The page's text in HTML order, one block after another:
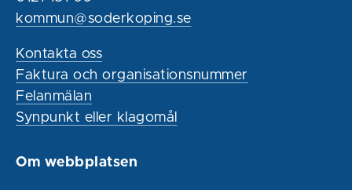
kommun@soderkoping.se
Kontakta oss
Faktura och organisationsnummer
Felanmälan
Synpunkt eller klagomål
Om webbplatsen